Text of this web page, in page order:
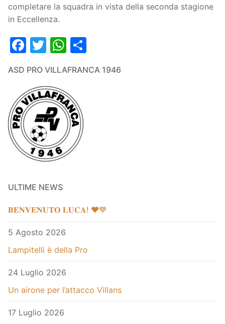
completare la squadra in vista della seconda stagione
in Eccellenza.
Facebook
TwitterWhatsApp
ASD PRO VILLAFRANCA 1946
ULTIME NEWS
𝐁𝐄𝐍𝐕𝐄𝐍𝐔𝐓𝐎 𝐋𝐔𝐂𝐀! ❤️💙
5 Agosto 2026
Lampitelli è della Pro
24 Luglio 2026
Un airone per l’attacco Villans
17 Luglio 2026